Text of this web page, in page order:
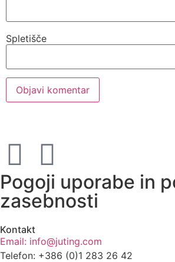
Spletišče
Pogoji uporabe in
zasebnosti
Kontakt
Email: info@juting.com
Telefon: +386 (0)1 283 26 42